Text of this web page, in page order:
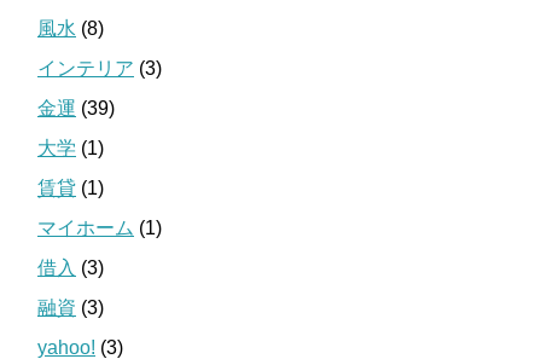
風水 (8)
インテリア (3)
金運 (39)
大学 (1)
賃貸 (1)
マイホーム (1)
借入 (3)
融資 (3)
yahoo! (3)